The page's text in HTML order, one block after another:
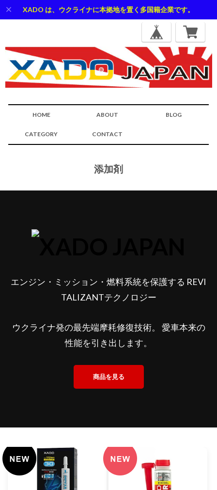
XADO は、ウクライナに本拠地を置く多国籍企業です。
HOME ABOUT BLOG
CATEGORY CONTACT
添加剤
エンジン・ミッション・燃料系統を保護する REVI
TALIZANTテクノロジー
ウクライナ発の最先端摩耗修復技術。 愛車本来の
性能を引き出します。
商品を見る